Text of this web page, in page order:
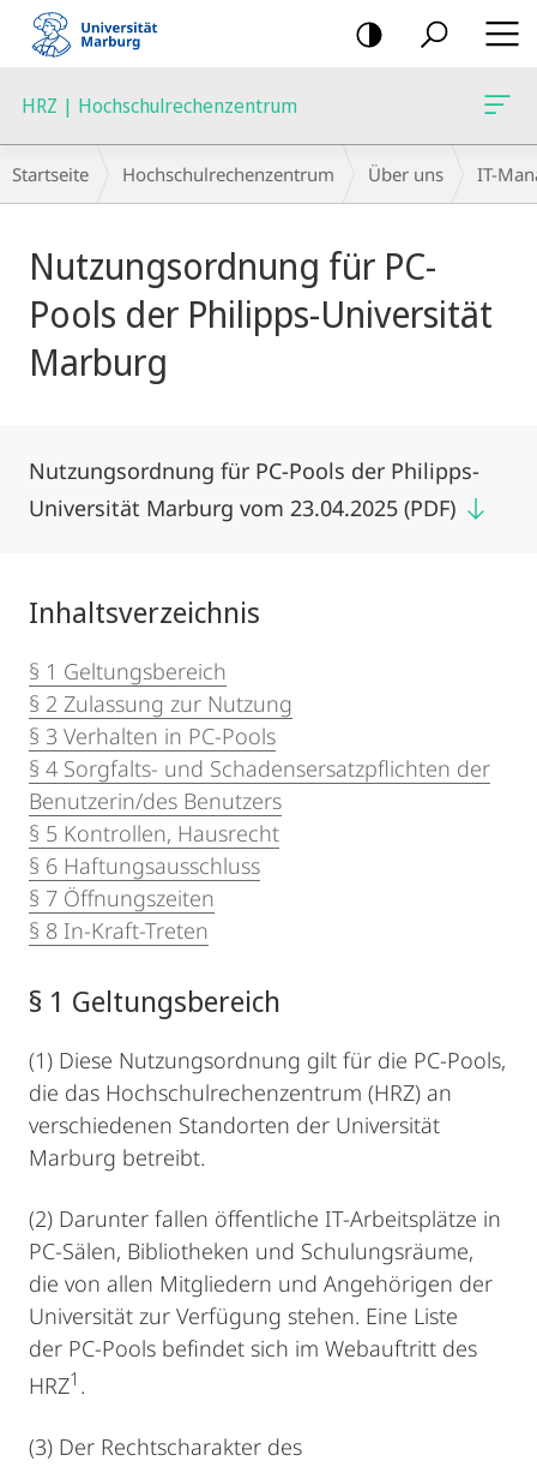
Mobile-
Navigation
HRZ | Hochschulrechenzentrum
Breadcrumb-
Navigation
Startseite Hochschulrechenzentrum Über uns IT-
Nutzungsordnung für PC-
Pools der Philipps-Universität
Marburg
Nutzungsordnung für PC-Pools der Philipps-
Universität Marburg vom 23.04.2025 (PDF)
Inhaltsverzeichnis
§ 1 Geltungsbereich
§ 2 Zulassung zur Nutzung
§ 3 Verhalten in PC-Pools
§ 4 Sorgfalts- und Schadensersatzpflichten der
Benutzerin/des Benutzers
§ 5 Kontrollen, Hausrecht
§ 6 Haftungsausschluss
§ 7 Öffnungszeiten
§ 8 In-Kraft-Treten
§ 1 Geltungsbereich
(1) Diese Nutzungsordnung gilt für die PC-Pools,
die das Hochschulrechenzentrum (HRZ) an
verschiedenen Standorten der Universität
Marburg betreibt.
(2) Darunter fallen öffentliche IT-Arbeitsplätze in
PC-Sälen, Bibliotheken und Schulungsräume,
die von allen Mitgliedern und Angehörigen der
Universität zur Verfügung stehen. Eine Liste
der PC-Pools befindet sich im Webauftritt des
HRZ1 .
(3) Der Rechtscharakter des